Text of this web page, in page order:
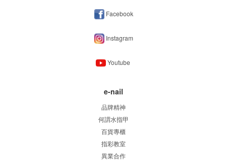
Facebook
Instagram
Youtube
e-nail
品牌精神
何謂水指甲
百貨專櫃
指彩教室
異業合作